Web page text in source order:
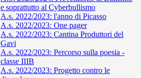
e soprattutto al Cyberbullismo
A.s. 2022/2023: l'anno di Picasso
A.s. 2022/2023: One pager
A.s. 2022/2023: Cantina Produttori del
Gavi
A.s. 2022/2023: Percorso sulla poesia -
classe IIIB
A.s. 2022/2023: Progetto contro le